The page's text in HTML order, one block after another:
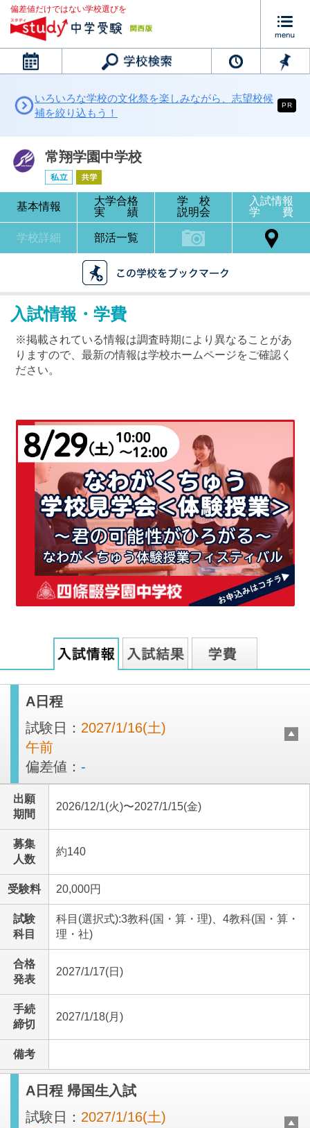
偏差値だけではない学校選びを
カレンダー
常翔学園中学校
ブックマークした学校
ブックマークした学校はありません
いろいろな学校の文化祭を楽しみながら、志望校候
補を絞り込もう！
PR
常翔学園中学校
基本情報
大学合格
実 績
学 校
説明会
入試情報
学 費
学校詳細 部活一覧
入試情報・学費
※掲載されている情報は調査時期により異なることがあ
りますので、最新の情報は学校ホームページをご確認く
ださい。
A日程
試験日： 2027/1/16(土)
午前
偏差値： -
出願
期間
2026/12/1(火)〜2027/1/15(金)
募集
人数
約140
受験料 20,000円
試験
科目
科目(選択式):3教科(国・算・理)、4教科(国・算・
理・社)
合格
発表
2027/1/17(日)
手続
締切
2027/1/18(月)
備考
A日程 帰国生入試
試験日： 2027/1/16(土)